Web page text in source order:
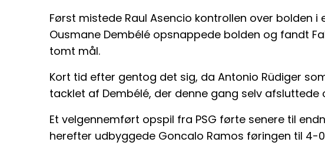
Først mistede Raul Asencio kontrollen over bolden i
Ousmane Dembélé opsnappede bolden og fandt
tomt mål.
Kort tid efter gentog det sig, da Antonio Rüdiger
tacklet af Dembélé, der denne gang selv
Et velgennemført opspil fra PSG førte senere til
herefter udbyggede Goncalo Ramos føringen til 4-